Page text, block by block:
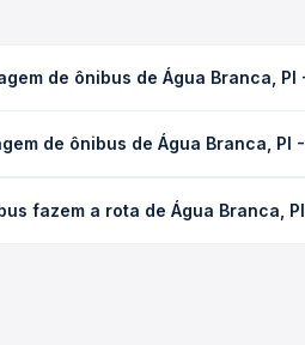
de ônibus de Água Branca,
de tráfego. Na Quero
de ônibus de Água Branca, PI
da compra. Na Quero
fazem a rota de Água Branca,